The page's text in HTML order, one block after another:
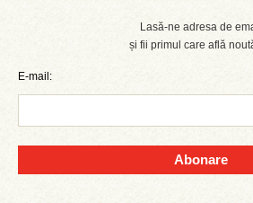
Lasă-ne adresa de
și fii primul care află
E-mail:
Abonare